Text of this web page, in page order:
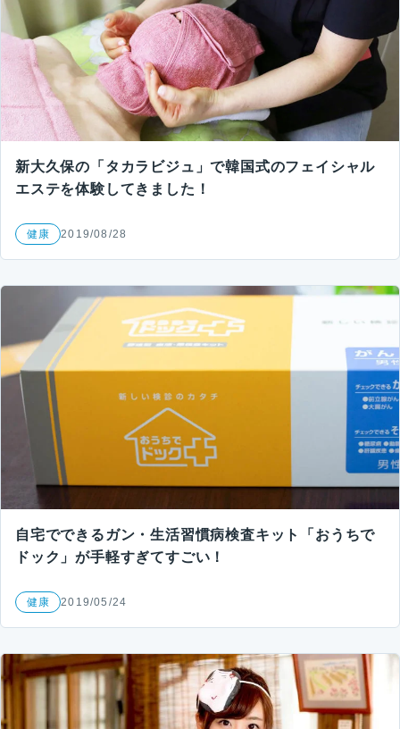
新大久保の「タカラビジュ」で韓国式のフェイシャル
エステを体験してきました！
健康 2019/08/28
自宅でできるガン・生活習慣病検査キット「おうちで
ドック」が手軽すぎてすごい！
健康 2019/05/24